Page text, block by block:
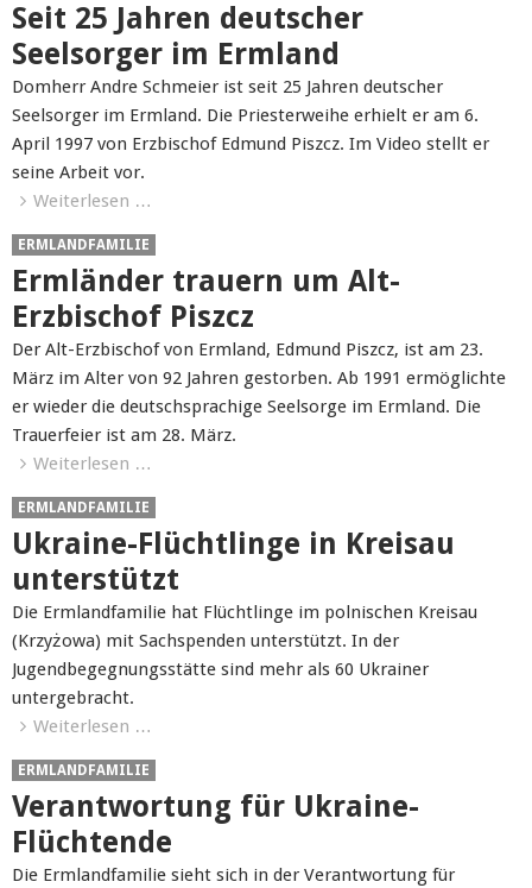
Seit 25 Jahren deutscher
Seelsorger im Ermland
Domherr Andre Schmeier ist seit 25 Jahren deutscher
Seelsorger im Ermland. Die Priesterweihe erhielt er am 6.
April 1997 von Erzbischof Edmund Piszcz. Im Video stellt er
seine Arbeit vor.
Weiterlesen …
ERMLANDFAMILIE
Ermländer trauern um Alt-
Erzbischof Piszcz
Der Alt-Erzbischof von Ermland, Edmund Piszcz, ist am 23.
März im Alter von 92 Jahren gestorben. Ab 1991 ermöglichte
er wieder die deutschsprachige Seelsorge im Ermland. Die
Trauerfeier ist am 28. März.
Weiterlesen …
ERMLANDFAMILIE
Ukraine-Flüchtlinge in Kreisau
unterstützt
Die Ermlandfamilie hat Flüchtlinge im polnischen Kreisau
(Krzyżowa) mit Sachspenden unterstützt. In der
Jugendbegegnungsstätte sind mehr als 60 Ukrainer
untergebracht.
Weiterlesen …
ERMLANDFAMILIE
Verantwortung für Ukraine-
Flüchtende
Die Ermlandfamilie sieht sich in der Verantwortung für